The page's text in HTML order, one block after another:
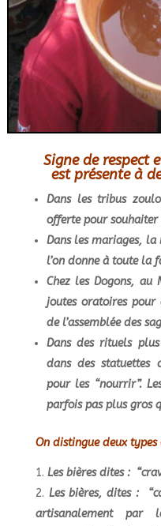
Signe de respect
est présente à
Dans les tribus
offerte pour souhaiter
Dans les mariages, la
l’on donne à toute la
Chez les Dogons,
joutes oratoires pour
de l’assemblée des
Dans des rituels
dans des statuettes
pour les “nourrir”.
parfois pas plus gros
On distingue deux
Les bières dites :
Les bières, dites :
artisanalement par